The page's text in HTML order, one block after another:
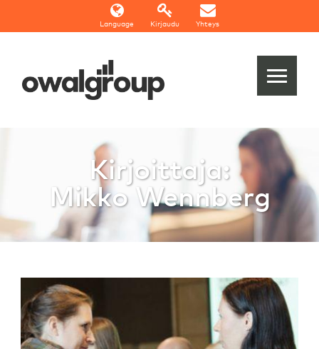
Language Kirjaudu Yhteys
Kirjoittaja:
Mikko Wennberg